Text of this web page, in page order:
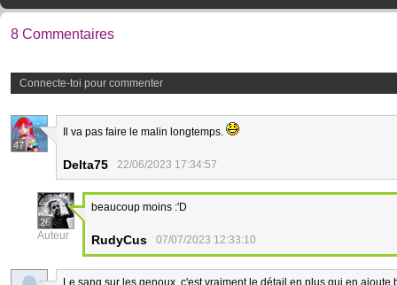
8 Commentaires
Connecte-toi pour commenter
47
Il va pas faire le malin longtemps.
Delta75 22/06/2023 17:34:57
26
Auteur
beaucoup moins :'D
RudyCus 07/07/2023 12:33:10
Le sang sur les genoux, c'est vraiment le détail en plus qui en ajoute